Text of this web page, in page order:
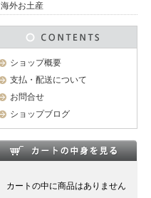
海外お土産
ショップ概要
支払・配送について
お問合せ
ショップブログ
カートの中に商品はありません